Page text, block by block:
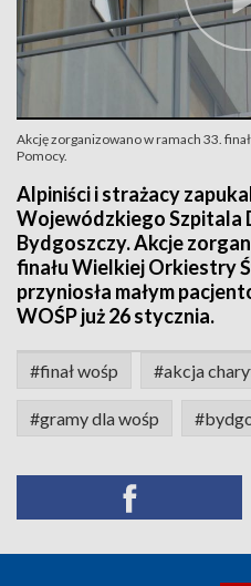
Akcję zorganizowano w ramach 33.
Pomocy.
Alpiniści i strażacy
Wojewódzkiego Szpitala
Bydgoszczy. Akcje
finału Wielkiej Orkiestry
przyniosła małym
WOŚP już 26 stycznia.
#finał wośp #akcja
#gramy dla wośp